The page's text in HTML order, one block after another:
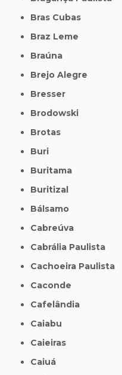
Bras Cubas
Braz Leme
Braúna
Brejo Alegre
Bresser
Brodowski
Brotas
Buri
Buritama
Buritizal
Bálsamo
Cabreúva
Cabrália Paulista
Cachoeira Paulista
Caconde
Cafelândia
Caiabu
Caieiras
Caiuá